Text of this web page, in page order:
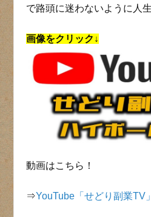
で路頭に迷わないように人
画像をクリック↓
動画はこちら！
⇒YouTube「せどり副業TV